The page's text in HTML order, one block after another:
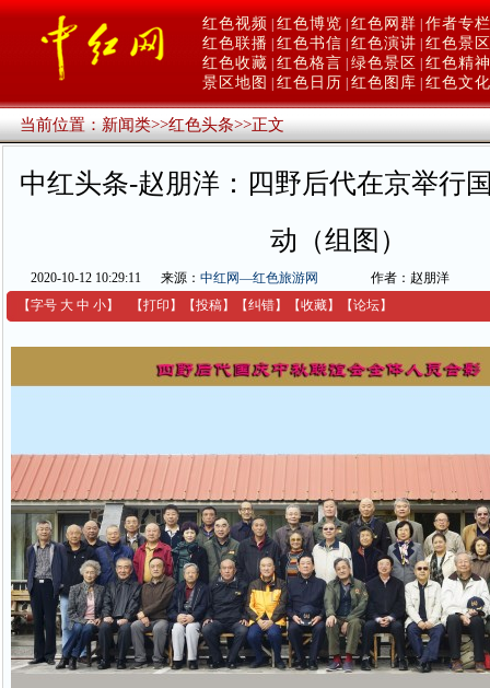
红色视频 红色博览 红色网群 作者专栏
红色联播 红色书信 红色演讲 红色景区
红色收藏 红色格言 绿色景区
红色精神
景区地图
红色日历 红色图库 红色文化
当前位置：新闻类>>红色头条>>正文
中红头条-赵朋洋：四野后代在京举行
动（组图）
2020-10-12 10:29:11 来源： 中红网—红色旅游网
作者：赵朋洋
【字号 大 中 小】 【打印 】 【投稿】 【纠错】 【收藏】 【论坛】